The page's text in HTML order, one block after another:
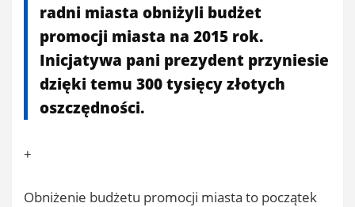
radni miasta obniżyli budżet
promocji miasta na 2015 rok.
Inicjatywa pani prezydent przyniesie
dzięki temu 300 tysięcy złotych
oszczędności.
+
Obniżenie budżetu promocji miasta to początek